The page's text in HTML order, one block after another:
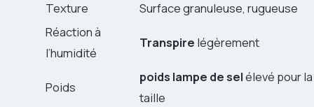
Texture
Surface granuleuse, rugueuse
Réaction à
l’humidité
Transpire légèrement
Poids
poids lampe de selélevé pour la
taille